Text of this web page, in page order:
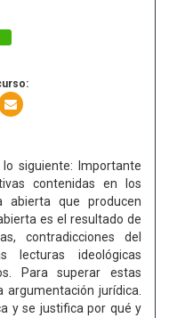
siguiente: Importante
contenidas en los
abierta que producen
es el resultado de
contradicciones del
lecturas ideológicas
Para superar estas
jurídica.
y se justifica por qué y